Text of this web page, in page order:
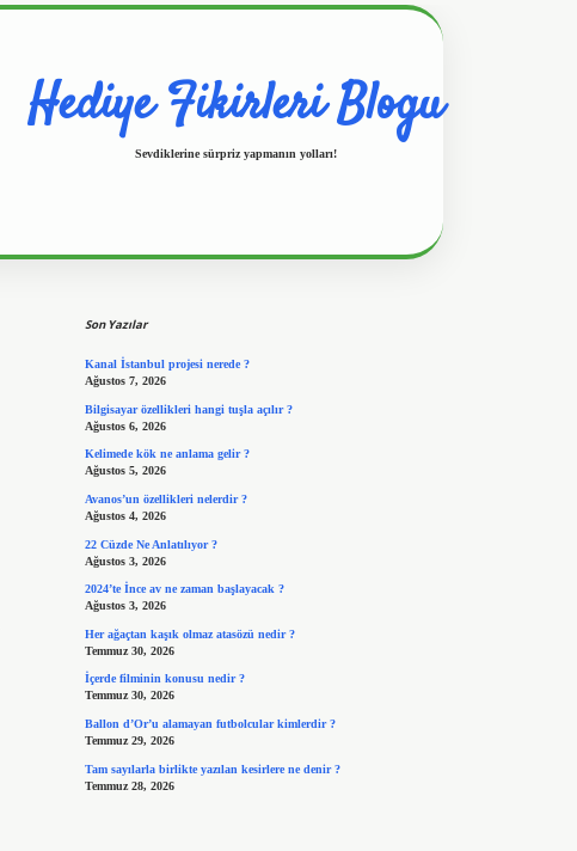
Hediye Fikirleri Blogu
Sevdiklerine sürpriz yapmanın yolları!
Son Yazılar
Kanal İstanbul projesi nerede ?
Ağustos 7, 2026
Bilgisayar özellikleri hangi tuşla açılır ?
Ağustos 6, 2026
Kelimede kök ne anlama gelir ?
Ağustos 5, 2026
Avanos’un özellikleri nelerdir ?
Ağustos 4, 2026
22 Cüzde Ne Anlatılıyor ?
Ağustos 3, 2026
2024’te İnce av ne zaman başlayacak ?
Ağustos 3, 2026
Her ağaçtan kaşık olmaz atasözü nedir ?
Temmuz 30, 2026
İçerde filminin konusu nedir ?
Temmuz 30, 2026
Ballon d’Or’u alamayan futbolcular kimlerdir ?
Temmuz 29, 2026
Tam sayılarla birlikte yazılan kesirlere ne denir ?
Temmuz 28, 2026